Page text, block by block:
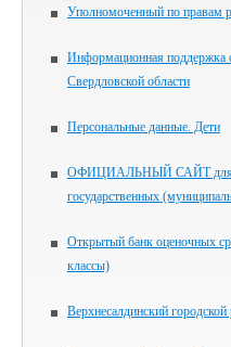
Уполномоченный по правам
Информационная поддержка
Свердловской области
Персональные данные. Дети
ОФИЦИАЛЬНЫЙ САЙТ для
государственных
Открытый банк оценочных
классы)
Верхнесалдинский городской